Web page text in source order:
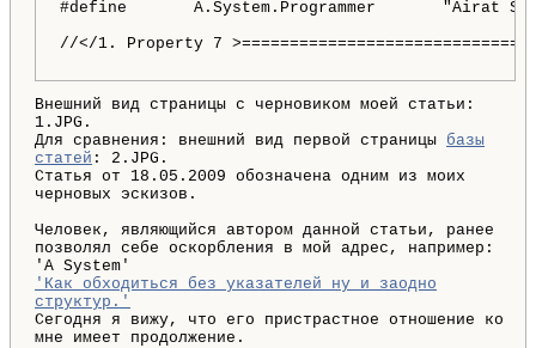
#define
//</1. Property 7
Внешний вид страницы с черновиком моей статьи:
1.JPG.
Для сравнения: внешний вид первой страницы базы
статей : 2.JPG.
Статья от 18.05.2009 обозначена одним из моих
черновых эскизов.
Человек, являющийся автором данной статьи, ранее
позволял себе оскорбления в мой адрес, например:
'A System'
'Как обходиться без указателей ну и заодно
структур.'
Сегодня я вижу, что его пристрастное отношение ко
мне имеет продолжение.